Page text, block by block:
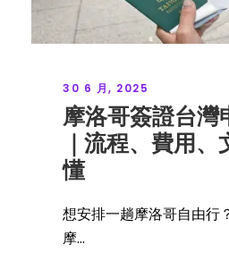
30 6 月, 2025
摩洛哥簽證台灣
｜流程、費用
懂
想安排一趟摩洛哥自由行
摩...